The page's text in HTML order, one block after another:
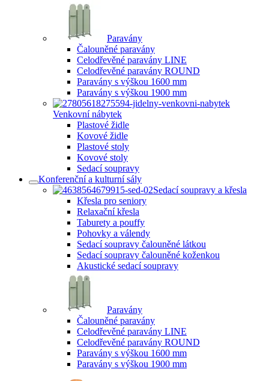
Paravány
Čalouněné paravány
Celodřevěné paravány LINE
Celodřevěné paravány ROUND
Paravány s výškou 1600 mm
Paravány s výškou 1900 mm
Venkovní nábytek
Plastové židle
Kovové židle
Plastové stoly
Kovové stoly
Sedací soupravy
Konferenční a kulturní sály
Sedací soupravy a křesla
Křesla pro seniory
Relaxační křesla
Taburety a pouffy
Pohovky a válendy
Sedací soupravy čalouněné látkou
Sedací soupravy čalouněné koženkou
Akustické sedací soupravy
Paravány
Čalouněné paravány
Celodřevěné paravány LINE
Celodřevěné paravány ROUND
Paravány s výškou 1600 mm
Paravány s výškou 1900 mm